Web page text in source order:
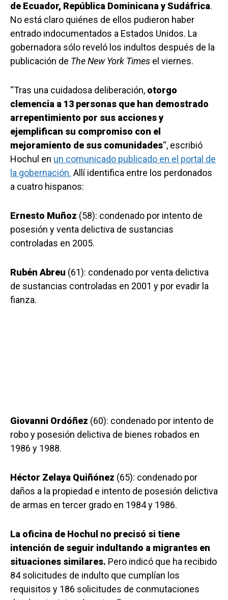
de Ecuador, República Dominicana y Sudáfrica.
No está claro quiénes de ellos pudieron haber
entrado indocumentados a Estados Unidos. La
gobernadora sólo reveló los indultos después de la
publicación de The New York Times el viernes.
“Tras una cuidadosa deliberación, otorgo
clemencia a 13 personas que han demostrado
arrepentimiento por sus acciones y
ejemplifican su compromiso con el
mejoramiento de sus comunidades“, escribió
Hochul en un comunicado publicado en el portal de
la gobernación. Allí identifica entre los perdonados
a cuatro hispanos:
Ernesto Muñoz (58): condenado por intento de
posesión y venta delictiva de sustancias
controladas en 2005.
Rubén Abreu (61): condenado por venta delictiva
de sustancias controladas en 2001 y por evadir la
fianza.
Giovanni Ordóñez (60): condenado por intento de
robo y posesión delictiva de bienes robados en
1986 y 1988.
Héctor Zelaya Quiñónez (65): condenado por
daños a la propiedad e intento de posesión delictiva
de armas en tercer grado en 1984 y 1986.
La oficina de Hochul no precisó si tiene
intención de seguir indultando a migrantes en
situaciones similares. Pero indicó que ha recibido
84 solicitudes de indulto que cumplían los
requisitos y 186 solicitudes de conmutaciones